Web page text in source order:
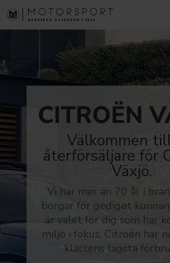
CITROËN
Välkommen
återförsäljare för
Växjö.
Vi har mer än 70 år i
borgar för gediget
är valet för dig som har
miljö i fokus, Citroën har
klassens lägsta